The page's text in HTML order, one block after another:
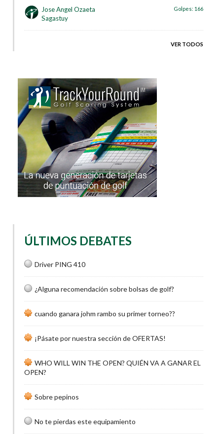
Jose Angel Ozaeta
Sagastuy
Golpes: 166
VER TODOS
ÚLTIMOS DEBATES
Driver PING 410
¿Alguna recomendación sobre bolsas de golf?
cuando ganara johm rambo su primer torneo??
¡Pásate por nuestra sección de OFERTAS!
WHO WILL WIN THE OPEN? QUIÉN VA A GANAR EL
OPEN?
Sobre pepinos
No te pierdas este equipamiento